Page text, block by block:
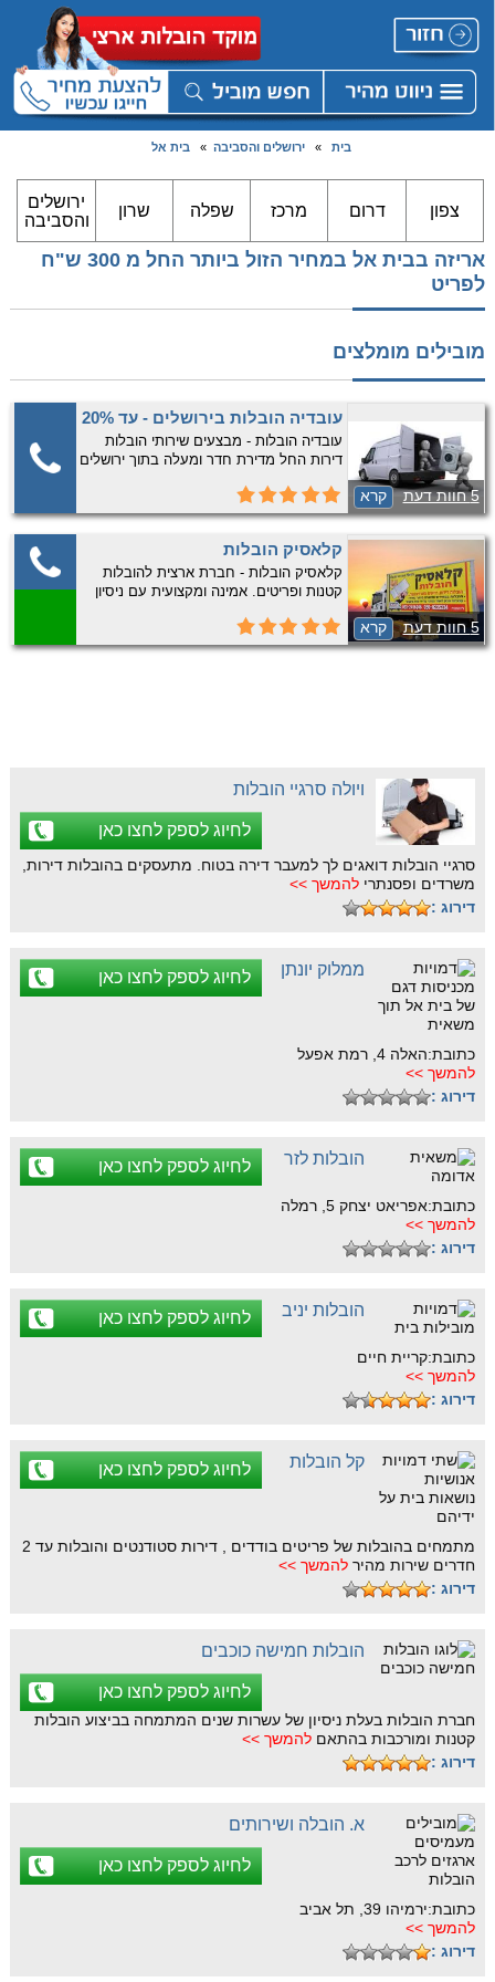
בית » ירושלים והסביבה » בית אל
צפון דרום מרכז שפלה שרון
ירושלים
והסביבה
אריזה בבית אל במחיר הזול ביותר החל מ 300 ש"ח
לפריט
מובילים מומלצים
5 חוות דעת קרא
עובדיה הובלות בירושלים - עד 20%
הנחה למתקשרים להובלות דירות
עובדיה הובלות - מבצעים שירותי הובלות
דירות החל מדירת חדר ומעלה בתוך ירושלים
למתקשרים להובלות דירות! לפרטים צלצלו
5 חוות דעת קרא
קלאסיק הובלות
קלאסיק הובלות - חברת ארצית להובלות
קטנות ופריטים. אמינה ומקצועית עם ניסיון
ומקצועי.
ויולה סרגיי הובלות
לחיוג לספק לחצו כאן
סרגיי הובלות דואגים לך למעבר דירה בטוח. מתעסקים בהובלות דירות,
משרדים ופסנתרי להמשך >>
דירוג :
ממלוק יונתן לחיוג לספק לחצו כאן
כתובת:האלה 4, רמת אפעל
להמשך >>
דירוג :
הובלות לזר לחיוג לספק לחצו כאן
כתובת:אפריאט יצחק 5, רמלה
להמשך >>
דירוג :
הובלות יניב לחיוג לספק לחצו כאן
כתובת:קריית חיים
להמשך >>
דירוג :
קל הובלות לחיוג לספק לחצו כאן
מתמחים בהובלות של פריטים בודדים , דירות סטודנטים והובלות עד 2
חדרים שירות מהיר להמשך >>
דירוג :
הובלות חמישה כוכבים
לחיוג לספק לחצו כאן
חברת הובלות בעלת ניסיון של עשרות שנים המתמחה בביצוע הובלות
קטנות ומורכבות בהתאם להמשך >>
דירוג :
א. הובלה ושירותים
לחיוג לספק לחצו כאן
כתובת:ירמיהו 39, תל אביב
להמשך >>
דירוג :